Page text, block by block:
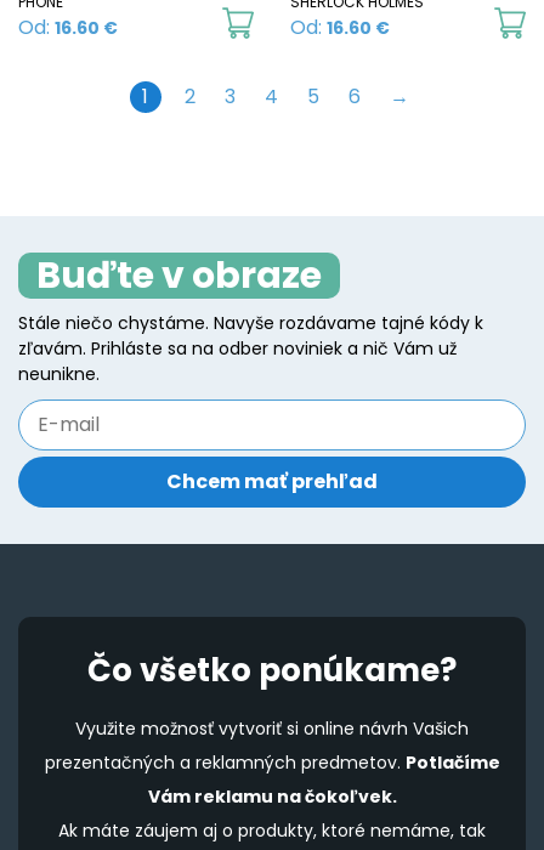
page
Od: 16.60 €
This
has
may
be
chosen
on
the
page
Od: 16.60 €
1 2 3 4 5 6 →
Buďte v obraze
Stále niečo chystáme. Navyše rozdávame tajné kódy k
zľavám. Prihláste sa na odber noviniek a nič Vám už
neunikne.
Čo všetko ponúkame?
Využite možnosť vytvoriť si online návrh Vašich
prezentačných a reklamných predmetov. Potlačíme
Vám reklamu na čokoľvek.
Ak máte záujem aj o produkty, ktoré nemáme, tak